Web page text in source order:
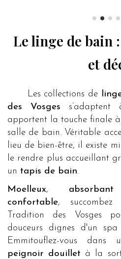
Le linge de bain
et
Les collections de
des Vosges
apportent la touche finale
salle de bain. Véritable
lieu de bien-être, il existe
le rendre plus accueillant
un tapis de bain.
Moelleux, absorbant
confortable,
Tradition des Vosges
douceurs dignes d'un
Emmitouflez-vous
peignoir douillet à la